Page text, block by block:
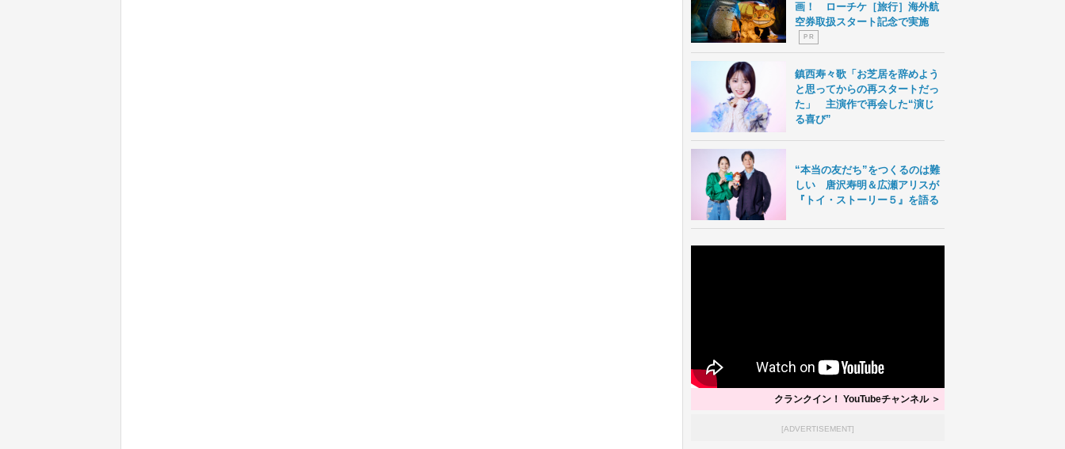
画！ ローチケ［旅行］海外航
空券取扱スタート記念で実施
P R
鎮西寿々歌「お芝居を辞めよう
と思ってからの再スタートだっ
た」 主演作で再会した“演じ
る喜び”
“本当の友だち”をつくるのは難
しい 唐沢寿明＆広瀬アリスが
『トイ・ストーリー５』を語る
クランクイン！ YouTubeチャンネル ＞
[ADVERTISEMENT]